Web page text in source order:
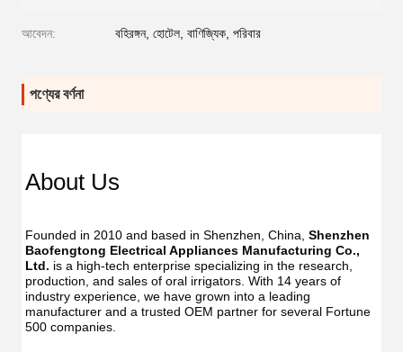
আবেদন: বহিরঙ্গন, হোটেল, বাণিজ্যিক, পরিবার
পণ্যের বর্ণনা
USB
IPX7
Function
USB
IPX7
UV
About Us
Founded in 2010 and based in Shenzhen, China, Shenzhen
Baofengtong Electrical Appliances Manufacturing Co.,
Ltd. is a high-tech enterprise specializing in the research,
production, and sales of oral irrigators. With 14 years of
industry experience, we have grown into a leading
manufacturer and a trusted OEM partner for several Fortune
500 companies.